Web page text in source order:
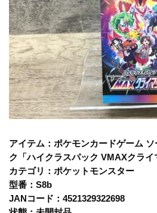
アイテム：ポケモンカードゲーム
ク「ハイクラスパック VMAXクライ
カテゴリ：ポケットモンスター
型番：S8b
JANコード：4521329322698